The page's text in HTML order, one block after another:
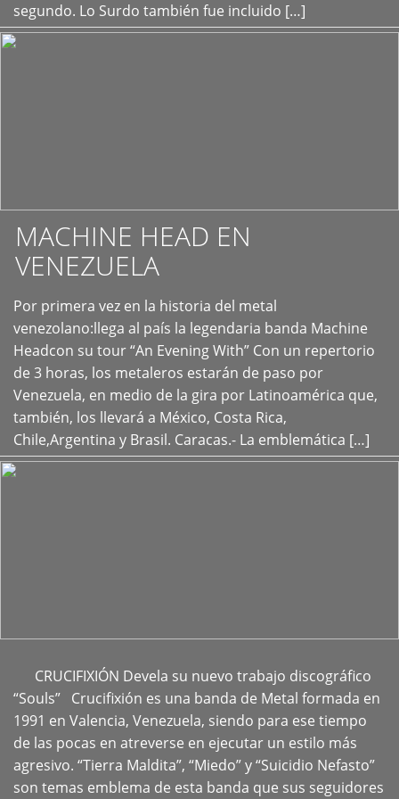
segundo. Lo Surdo también fue incluido […]
MACHINE HEAD EN
VENEZUELA
Por primera vez en la historia del metal
venezolano:llega al país la legendaria banda Machine
Headcon su tour “An Evening With” Con un repertorio
de 3 horas, los metaleros estarán de paso por
Venezuela, en medio de la gira por Latinoamérica que,
también, los llevará a México, Costa Rica,
Chile,Argentina y Brasil. Caracas.- La emblemática […]
+
CRUCIFIXIÓN Devela su nuevo trabajo discográfico
“Souls” Crucifixión es una banda de Metal formada en
1991 en Valencia, Venezuela, siendo para ese tiempo
de las pocas en atreverse en ejecutar un estilo más
agresivo. “Tierra Maldita”, “Miedo” y “Suicidio Nefasto”
son temas emblema de esta banda que sus seguidores
+